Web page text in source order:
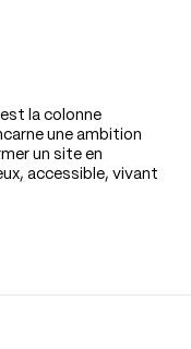
la colonne
une ambition
un site en
accessible, vivant